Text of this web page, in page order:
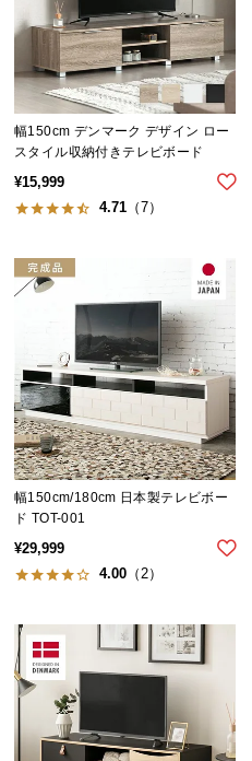
つ
い
て
開
梱
設
置
ー
ビ
つ
い
て
搬
入
経
路
に
て
品・
キ
幅150cm デンマーク デザイン ロー
スタイル収納付きテレビボード
¥15,999
4.71 （7）
幅150cm/180cm 日本製テレビボー
ド TOT-001
¥29,999
4.00 （2）